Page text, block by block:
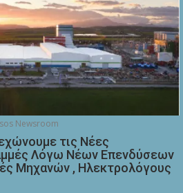
Newsroom
τις Νέες
Λόγω Νέων Επενδύσεων
Μηχανών , Ηλεκτρολόγους